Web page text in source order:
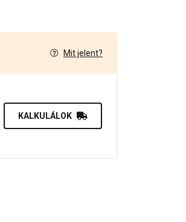
Mit jelent?
KALKULÁLOK